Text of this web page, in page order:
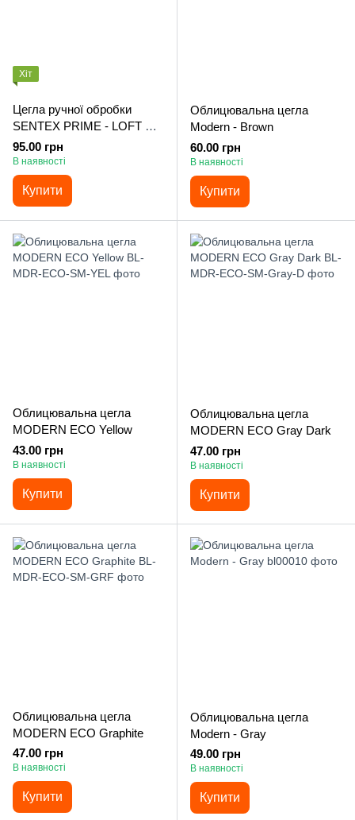
Хіт
Цегла ручної обробки
SENTEX PRIME - LOFT X
GRANAT
95.00 грн
В наявності
Купити
Облицювальна цегла
Modern - Brown
60.00 грн
В наявності
Купити
Облицювальна цегла
MODERN ECO Yellow
43.00 грн
В наявності
Купити
Облицювальна цегла
MODERN ECO Gray Dark
47.00 грн
В наявності
Купити
Облицювальна цегла
MODERN ECO Graphite
47.00 грн
В наявності
Купити
Облицювальна цегла
Modern - Gray
49.00 грн
В наявності
Купити